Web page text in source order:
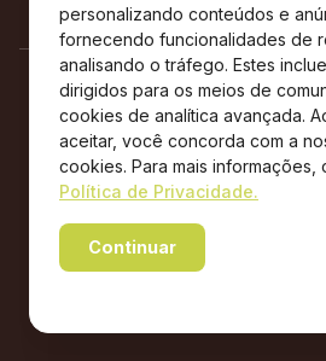
personalizando conteúdos e
fornecendo funcionalidades de
analisando o tráfego. Estes
dirigidos para os meios de
cookies de analítica avançada.
aceitar, você concorda com a
cookies. Para mais informações,
Política de Privacidade.
Continuar
Copyright © 2026 City Center